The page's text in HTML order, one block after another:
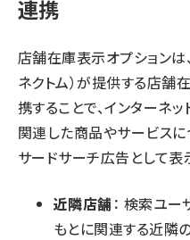
連携
店舗在庫表示オプションは
ネクトム）が提供する店舗
携することで、インターネ
関連した商品やサービス
サードサーチ広告として表
近隣店舗： 検索ユ
もとに関連する近隣